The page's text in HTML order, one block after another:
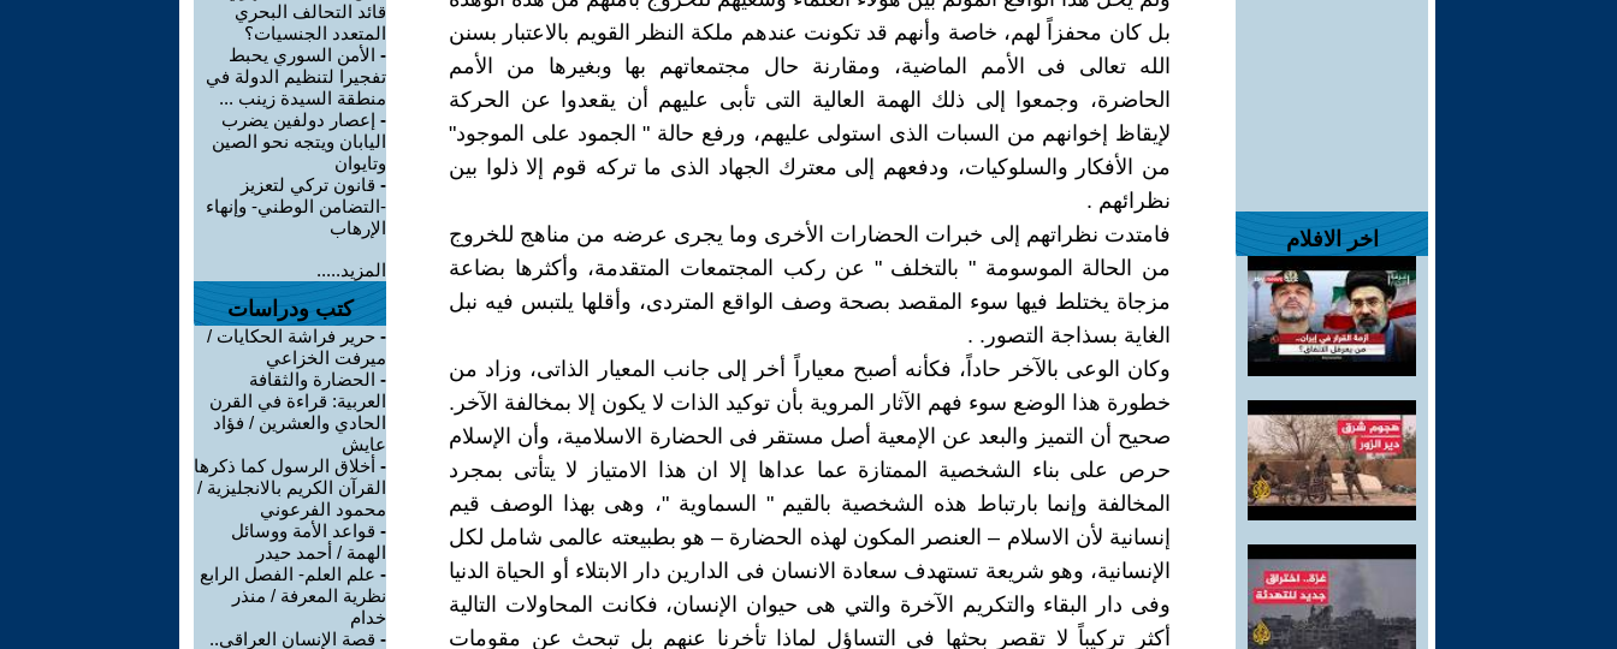
اخر الافلام
بل كان محفزاً لهم، خاصة وأنهم قد تكونت عندهم ملكة النظر القويم بالاعتبار بسنن
الله تعالى فى الأمم الماضية، ومقارنة حال مجتمعاتهم بها وبغيرها من الأمم
الحاضرة، وجمعوا إلى ذلك الهمة العالية التى تأبى عليهم أن يقعدوا عن الحركة
لإيقاظ إخوانهم من السبات الذى استولى عليهم، ورفع حالة " الجمود على الموجود"
من الأفكار والسلوكيات، ودفعهم إلى معترك الجهاد الذى ما تركه قوم إلا ذلوا بين
نظرائهم .
فامتدت نظراتهم إلى خبرات الحضارات الأخرى وما يجرى عرضه من مناهج للخروج
من الحالة الموسومة " بالتخلف " عن ركب المجتمعات المتقدمة، وأكثرها بضاعة
مزجاة يختلط فيها سوء المقصد بصحة وصف الواقع المتردى، وأقلها يلتبس فيه نبل
الغاية بسذاجة التصور. .
وكان الوعى بالآخر حاداً، فكأنه أصبح معياراً أخر إلى جانب المعيار الذاتى، وزاد من
خطورة هذا الوضع سوء فهم الآثار المروية بأن توكيد الذات لا يكون إلا بمخالفة الآخر.
صحيح أن التميز والبعد عن الإمعية أصل مستقر فى الحضارة الاسلامية، وأن الإسلام
حرص على بناء الشخصية الممتازة عما عداها إلا ان هذا الامتياز لا يتأتى بمجرد
المخالفة وإنما بارتباط هذه الشخصية بالقيم " السماوية "، وهى بهذا الوصف قيم
إنسانية لأن الاسلام – العنصر المكون لهذه الحضارة – هو بطبيعته عالمى شامل لكل
الإنسانية، وهو شريعة تستهدف سعادة الانسان فى الدارين دار الابتلاء أو الحياة الدنيا
وفى دار البقاء والتكريم الآخرة والتي هى حيوان الإنسان، فكانت المحاولات التالية
أكثر تركيباً لا تقصر بحثها فى التساؤل لماذا تأخرنا عنهم بل تبحث عن مقومات
قائد التحالف البحري
المتعدد الجنسيات؟
- الأمن السوري يحبط
تفجيرا لتنظيم الدولة في
منطقة السيدة زينب ...
- إعصار دولفين يضرب
اليابان ويتجه نحو الصين
وتايوان
- قانون تركي لتعزيز
-التضامن الوطني- وإنهاء
الإرهاب
المزيد.....
كتب ودراسات
- حرير فراشة الحكايات /
ميرفت الخزاعي
- الحضارة والثقافة
العربية: قراءة في القرن
الحادي والعشرين / فؤاد
عايش
- أخلاق الرسول كما ذكرها
القرآن الكريم بالانجليزية /
محمود الفرعوني
- قواعد الأمة ووسائل
الهمة / أحمد حيدر
- علم العلم- الفصل الرابع
نظرية المعرفة / منذر
خدام
- قصة الإنسان العراقي..